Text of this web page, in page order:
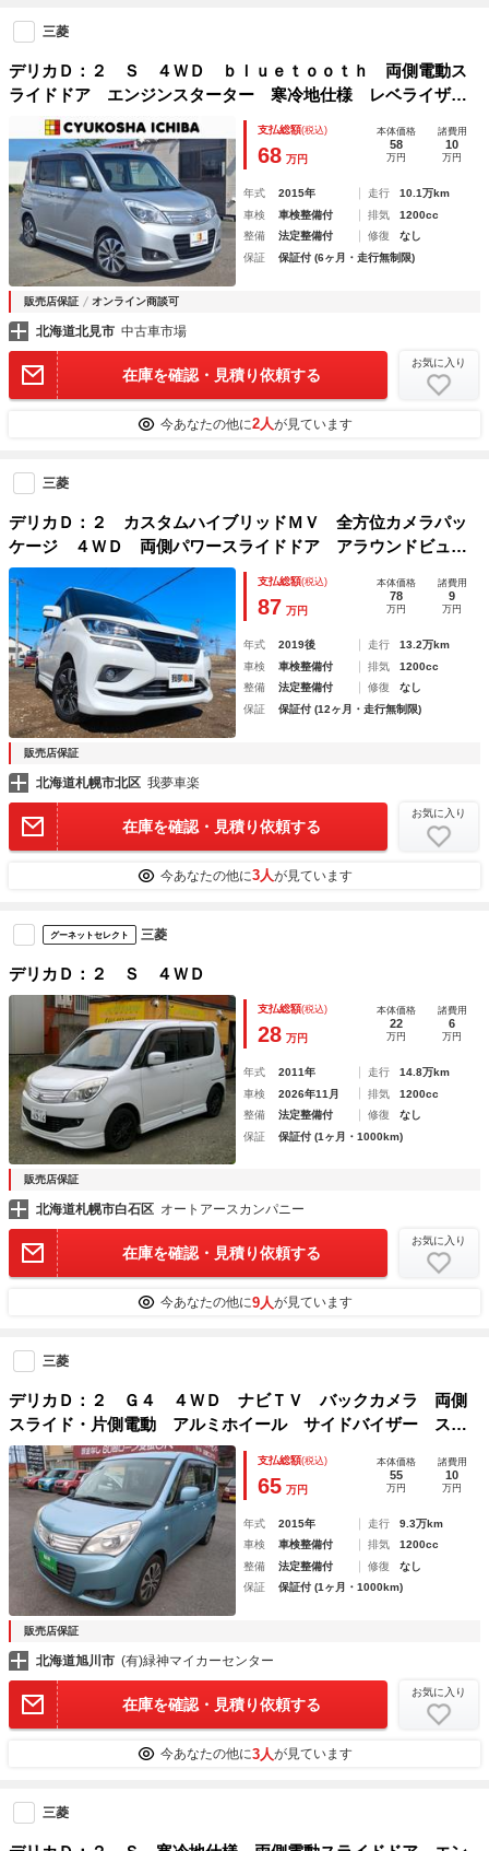
三菱
デリカＤ：２ Ｓ ４ＷＤ ｂｌｕｅｔｏｏｔｈ 両側電動ス
ライドドア エンジンスターター 寒冷地仕様 レベライザ
ー フォグランプ 地デジ ステリングリモコン スマートキ
ー クルーズコントロール 前席左右シートヒーター
支払総額(税込)
68 万円
本体価格
58
万円
諸費用
10
万円
年式 2015年 走行
10.1万km
車検
車検整備付 排気
1200cc
整備
法定整備付 修復
なし
保証
保証付 (6ヶ月・走行無制限)
販売店保証 オンライン商談可
北海道北見市 中古車市場
在庫を確認・見積り依頼する
お気に入り
今あなたの他に2人が見ています
三菱
デリカＤ：２ カスタムハイブリッドＭＶ 全方位カメラパッ
ケージ ４ＷＤ 両側パワースライドドア アラウンドビュー
モニター ドライブレコーダー フルセグ ＥＴＣ クルーズ
コントロール シートヒーター ＬＥＤヘッドライト １年間
距離無制限保証
支払総額(税込)
87 万円
本体価格
78
万円
諸費用
9
万円
年式 2019後 走行
13.2万km
車検
車検整備付 排気
1200cc
整備
法定整備付 修復
なし
保証
保証付 (12ヶ月・走行無制限)
販売店保証
北海道札幌市北区 我夢車楽
在庫を確認・見積り依頼する
お気に入り
今あなたの他に3人が見ています
グーネットセレクト 三菱
デリカＤ：２ Ｓ ４ＷＤ
支払総額(税込)
28 万円
本体価格
22
万円
諸費用
6
万円
年式 2011年 走行
14.8万km
車検
2026年11月 排気
1200cc
整備
法定整備付 修復
なし
保証
保証付 (1ヶ月・1000km)
販売店保証
北海道札幌市白石区 オートアースカンパニー
在庫を確認・見積り依頼する
お気に入り
今あなたの他に9人が見ています
三菱
デリカＤ：２ Ｇ４ ４ＷＤ ナビＴＶ バックカメラ 両側
スライド・片側電動 アルミホイール サイドバイザー スマ
ートキー 電動格納ミラー シートヒーター ＣＶＴ 盗難防
止システム 衝突安全ボディ ＡＢＳ ＥＳＣ
支払総額(税込)
65 万円
本体価格
55
万円
諸費用
10
万円
年式 2015年 走行
9.3万km
車検
車検整備付 排気
1200cc
整備
法定整備付 修復
なし
保証
保証付 (1ヶ月・1000km)
販売店保証
北海道旭川市 (有)緑神マイカーセンター
在庫を確認・見積り依頼する
お気に入り
今あなたの他に3人が見ています
三菱